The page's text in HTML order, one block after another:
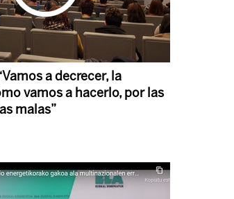
a decrecer, la
vamos a hacerlo, por las
malas”